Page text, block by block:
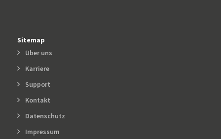
Sitemap
Über uns
Karriere
Support
Kontakt
Datenschutz
Impressum